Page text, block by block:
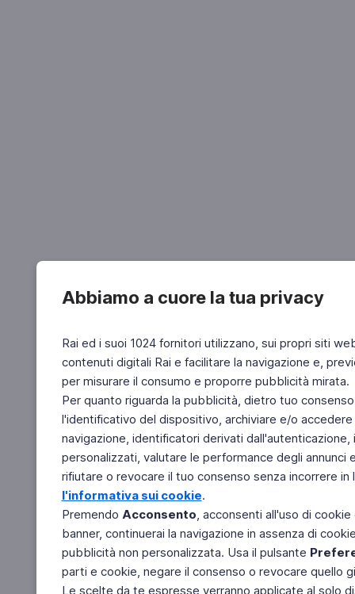
Abbiamo a cuore la tua privacy
Rai ed i suoi 1024 fornitori utilizzano, sui propri siti
contenuti digitali Rai e facilitare la navigazione e,
per misurare il consumo e proporre pubblicità mirata.
Per quanto riguarda la pubblicità, dietro tuo
l'identificativo del dispositivo, archiviare e/o
navigazione, identificatori derivati
personalizzati, valutare le performance degli
rifiutare o revocare il tuo consenso senza incorrere
l'informativa sui cookie.
Premendo Acconsento, acconsenti all'uso di
banner, continuerai la navigazione in assenza di
pubblicità non personalizzata. Usa il pulsante
parti e cookie, negare il consenso o revocare quello
Le scelte da te espresse verranno applicate al solo